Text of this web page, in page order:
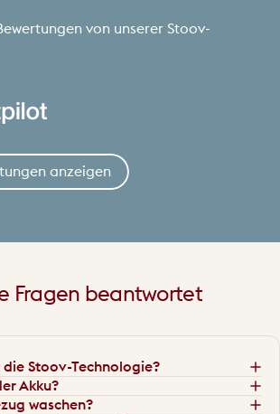
von unserer Stoov-
anzeigen
Fragen beantwortet
Stoov-Technologie?
Akku?
waschen?